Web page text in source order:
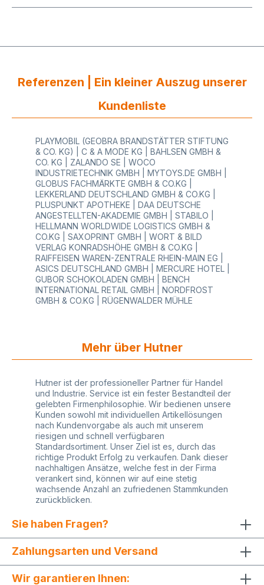
Referenzen | Ein kleiner Auszug unserer
Kundenliste
PLAYMOBIL (GEOBRA BRANDSTÄTTER STIFTUNG
& CO. KG) | C & A MODE KG | BAHLSEN GMBH &
CO. KG | ZALANDO SE | WOCO
INDUSTRIETECHNIK GMBH | MYTOYS.DE GMBH |
GLOBUS FACHMÄRKTE GMBH & CO.KG |
LEKKERLAND DEUTSCHLAND GMBH & CO.KG |
PLUSPUNKT APOTHEKE | DAA DEUTSCHE
ANGESTELLTEN-AKADEMIE GMBH | STABILO |
HELLMANN WORLDWIDE LOGISTICS GMBH &
CO.KG | SAXOPRINT GMBH | WORT & BILD
VERLAG KONRADSHÖHE GMBH & CO.KG |
RAIFFEISEN WAREN-ZENTRALE RHEIN-MAIN EG |
ASICS DEUTSCHLAND GMBH | MERCURE HOTEL |
GUBOR SCHOKOLADEN GMBH | BENCH
INTERNATIONAL RETAIL GMBH | NORDFROST
GMBH & CO.KG | RÜGENWALDER MÜHLE
Mehr über Hutner
Hutner ist der professioneller Partner für Handel
und Industrie. Service ist ein fester Bestandteil der
gelebten Firmenphilosophie. Wir bedienen unsere
Kunden sowohl mit individuellen Artikellösungen
nach Kundenvorgabe als auch mit unserem
riesigen und schnell verfügbaren
Standardsortiment. Unser Ziel ist es, durch das
richtige Produkt Erfolg zu verkaufen. Dank dieser
nachhaltigen Ansätze, welche fest in der Firma
verankert sind, können wir auf eine stetig
wachsende Anzahl an zufriedenen Stammkunden
zurückblicken.
Sie haben Fragen?
Zahlungsarten und Versand
Wir garantieren Ihnen: